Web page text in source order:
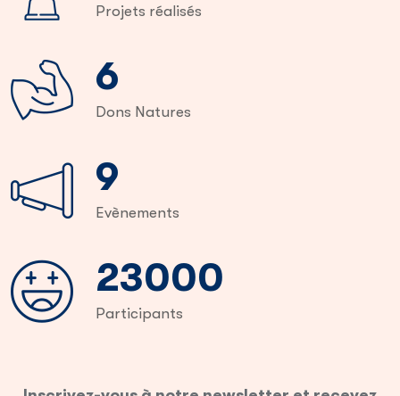
Projets réalisés
8
Dons Natures
13
Evènements
35000
Participants